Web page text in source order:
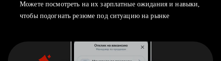
Можете посмотреть на их зарплатные ожидания и навыки,
чтобы подогнать резюме под ситуацию на рынке